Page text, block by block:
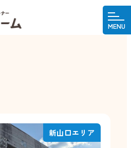
MENU
新山口エリア